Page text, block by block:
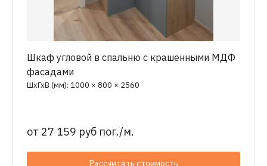
Шкаф угловой в спальню с крашенными МДФ
фасадами
ШхГхВ (мм): 1000 × 800 × 2560
от 27 159 руб пог./м.
Рассчитать стоимость